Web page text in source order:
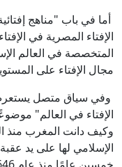
أما في باب "مناهج
الإفتاء المصرية في
المتخصصة في العالم
مجال الإفتاء على
وفي سياق متصل
الإفتاء في العالم"
وكيف دانت المغرب منذ
الإسلامي لها على يد